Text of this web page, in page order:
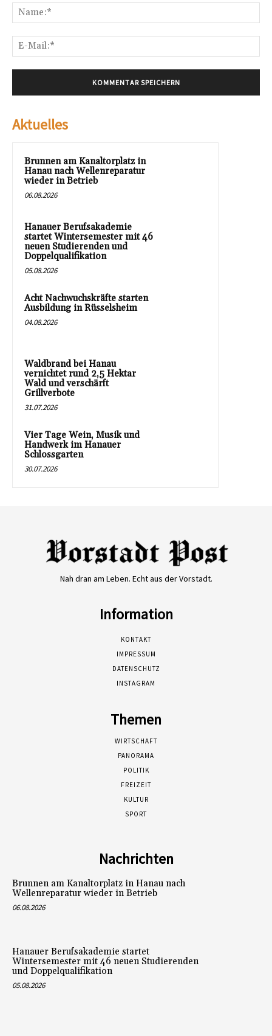
Aktuelles
Brunnen am Kanaltorplatz in
Hanau nach Wellenreparatur
wieder in Betrieb
06.08.2026
Hanauer Berufsakademie
startet Wintersemester mit 46
neuen Studierenden und
Doppelqualifikation
05.08.2026
Acht Nachwuchskräfte starten
Ausbildung in Rüsselsheim
04.08.2026
Waldbrand bei Hanau
vernichtet rund 2,5 Hektar
Wald und verschärft
Grillverbote
31.07.2026
Vier Tage Wein, Musik und
Handwerk im Hanauer
Schlossgarten
30.07.2026
Nah dran am Leben. Echt aus der Vorstadt.
Information
KONTAKT
IMPRESSUM
DATENSCHUTZ
INSTAGRAM
Themen
WIRTSCHAFT
PANORAMA
POLITIK
FREIZEIT
KULTUR
SPORT
Nachrichten
Brunnen am Kanaltorplatz in Hanau nach
Wellenreparatur wieder in Betrieb
06.08.2026
Hanauer Berufsakademie startet
Wintersemester mit 46 neuen Studierenden
und Doppelqualifikation
05.08.2026